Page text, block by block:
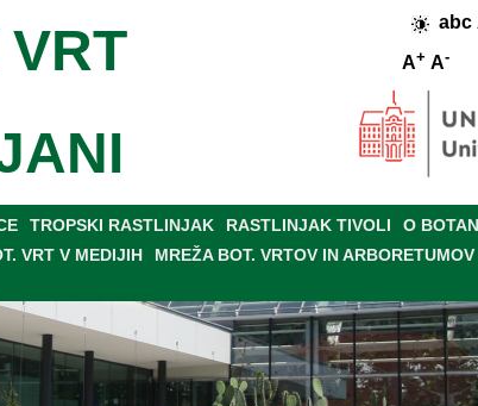
abc
A+ A-
TROPSKI RASTLINJAK RASTLINJAK TIVOLI O
VRT V MEDIJIH MREŽA BOT. VRTOV IN ARBORETUMOV